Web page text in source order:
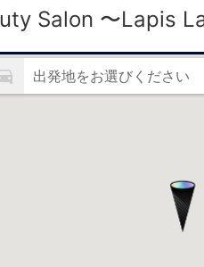
Salon 〜Lapis
出発地をお選びください